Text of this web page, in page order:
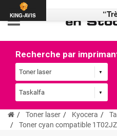
Recherche par
Toner laser Kyocera
Toner cyan compatible
KING-AVIS